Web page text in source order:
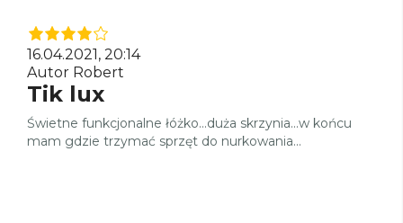
16.04.2021, 20:14
Autor Robert
Tik lux
Świetne funkcjonalne łóżko...duża skrzynia...w końcu
mam gdzie trzymać sprzęt do nurkowania...